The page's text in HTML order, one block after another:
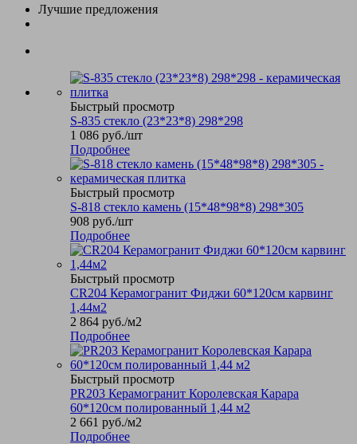
Лучшие предложения
Быстрый просмотр
S-835 стекло (23*23*8) 298*298
1 086 руб./шт
Подробнее
Быстрый просмотр
S-818 стекло камень (15*48*98*8) 298*305
908 руб./шт
Подробнее
Быстрый просмотр
CR204 Керамогранит Фиджи 60*120см карвинг
1,44м2
2 864 руб./м2
Подробнее
Быстрый просмотр
PR203 Керамогранит Королевская Карара
60*120см полированный 1,44 м2
2 661 руб./м2
Подробнее